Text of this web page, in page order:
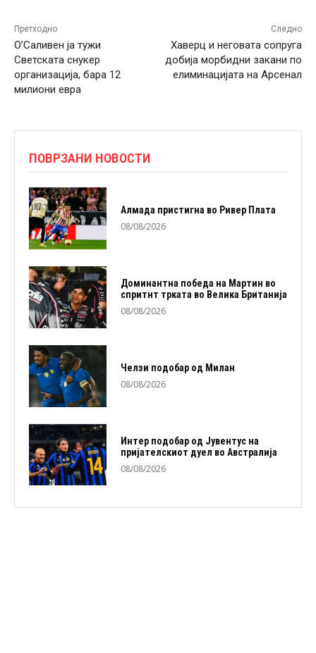
Претходно
О’Саливен ја тужи
Светската снукер
организација, бара 12
милиони евра
Следно
Хаверц и неговата сопруга
добија морбидни закани по
елиминацијата на Арсенал
ПОВРЗАНИ НОВОСТИ
Алмада пристигна во Ривер Плата
08/08/2026
Доминантна победа на Мартин во
спритнт трката во Велика Британија
08/08/2026
Челзи подобaр од Милан
08/08/2026
Интер подобар од Јувентус на
пријателскиот дуел во Австралија
08/08/2026